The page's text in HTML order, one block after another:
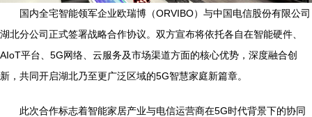
国内全宅智能领军企业欧瑞博（ORVIBO）与中国电信股份有限公司
湖北分公司正式签署战略合作协议。双方宣布将依托各自在智能硬件、
AIoT平台、5G网络、云服务及市场渠道方面的核心优势，深度融合创
新，共同开启湖北乃至更广泛区域的5G智慧家庭新篇章。
此次合作标志着智能家居产业与电信运营商在5G时代背景下的协同